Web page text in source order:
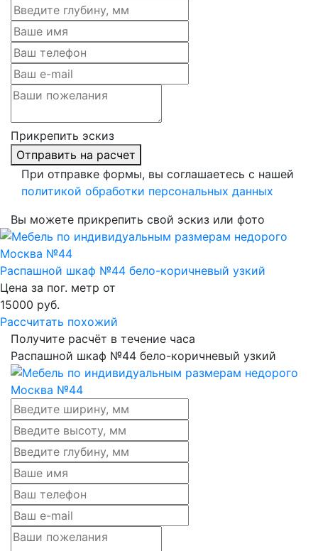
Прикрепить эскиз
Отправить на расчет
При отправке формы, вы соглашаетесь с нашей
политикой обработки персональных данных
Вы можете прикрепить свой эскиз или фото
Распашной шкаф №44 бело-коричневый узкий
Цена за пог. метр от
15000 руб.
Рассчитать похожий
Получите расчёт в течение часа
Распашной шкаф №44 бело-коричневый узкий